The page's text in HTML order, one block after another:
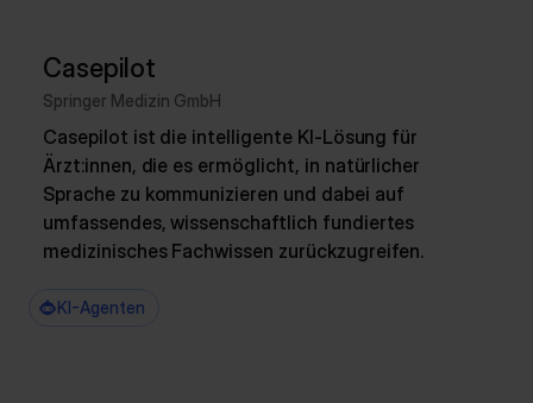
Casepilot
Springer Medizin GmbH
Casepilot ist die intelligente KI-Lösung für
Ärzt:innen, die es ermöglicht, in natürlicher
Sprache zu kommunizieren und dabei auf
umfassendes, wissenschaftlich fundiertes
medizinisches Fachwissen zurückzugreifen.
KI-Agenten